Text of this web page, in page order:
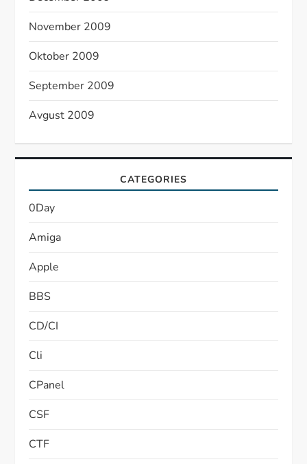
November 2009
Oktober 2009
September 2009
Avgust 2009
CATEGORIES
0Day
Amiga
Apple
BBS
CD/CI
Cli
CPanel
CSF
CTF